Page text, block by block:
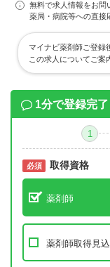
無料で求人情報をお問
薬局・病院等への直接
マイナビ薬剤師ご登録
この求人についてご案
1分で登録完了
1
必須 取得資格
薬剤師
薬剤師取得見込